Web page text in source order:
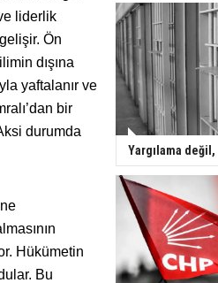
liderlik
Ön
dışına
yaftalanır ve
bir
durumda
Hükümetin
Bu
Yargılama